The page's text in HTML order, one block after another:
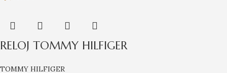
RELOJ TOMMY HILFIGER
TOMMY HILFIGER